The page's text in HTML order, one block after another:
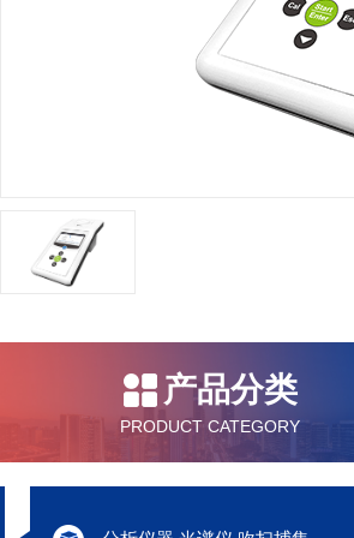
产品分类
PRODUCT CATEGORY